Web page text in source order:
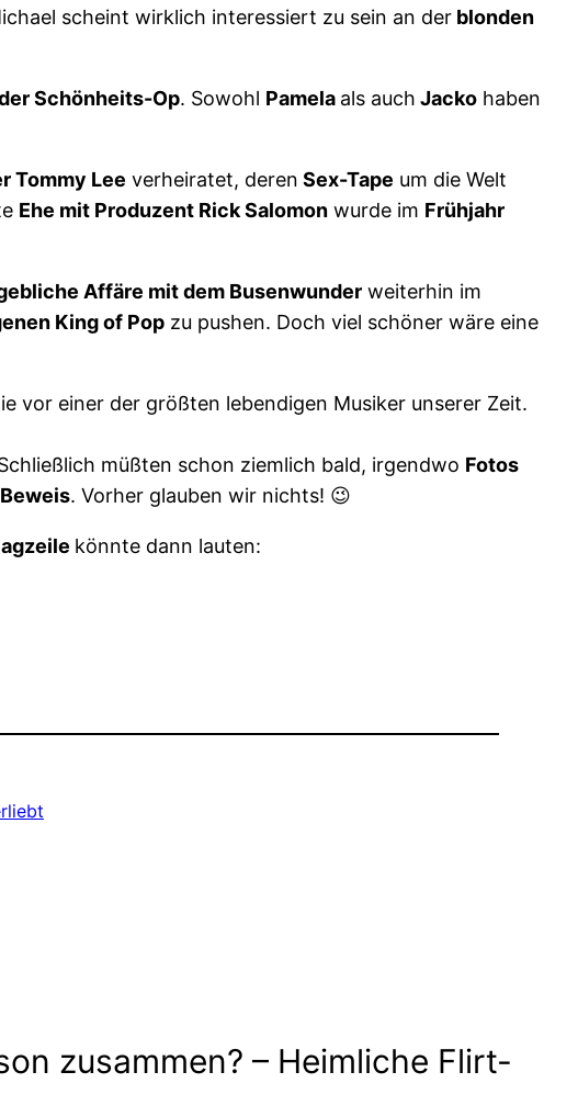
scheint wirklich interessiert zu sein an der blonden
Schönheits-Op. Sowohl Pamela als auch Jacko haben
Tommy Lee verheiratet, deren Sex-Tape um die Welt
Ehe mit Produzent Rick Salomon wurde im Frühjahr
Affäre mit dem Busenwunder weiterhin im
King of Pop zu pushen. Doch viel schöner wäre eine
vor einer der größten lebendigen Musiker unserer Zeit.
müßten schon ziemlich bald, irgendwo Fotos
. Vorher glauben wir nichts! 😉
könnte dann lauten:
zusammen? – Heimliche Flirt-